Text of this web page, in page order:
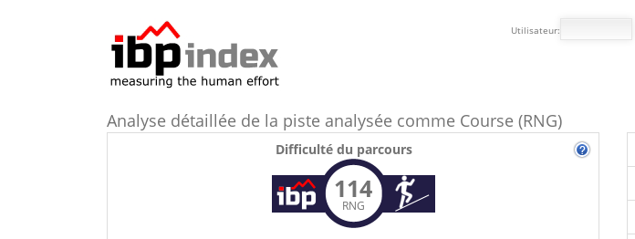
Utilisateur:
Analyse détaillée de la piste analysée comme Course (RNG)
Difficulté du parcours
114
RNG